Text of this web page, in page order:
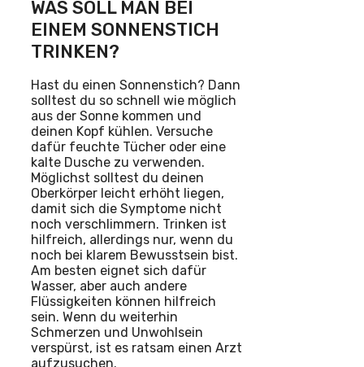
WAS SOLL MAN BEI
EINEM SONNENSTICH
TRINKEN?
Hast du einen Sonnenstich? Dann
solltest du so schnell wie möglich
aus der Sonne kommen und
deinen Kopf kühlen. Versuche
dafür feuchte Tücher oder eine
kalte Dusche zu verwenden.
Möglichst solltest du deinen
Oberkörper leicht erhöht liegen,
damit sich die Symptome nicht
noch verschlimmern. Trinken ist
hilfreich, allerdings nur, wenn du
noch bei klarem Bewusstsein bist.
Am besten eignet sich dafür
Wasser, aber auch andere
Flüssigkeiten können hilfreich
sein. Wenn du weiterhin
Schmerzen und Unwohlsein
verspürst, ist es ratsam einen Arzt
aufzusuchen.